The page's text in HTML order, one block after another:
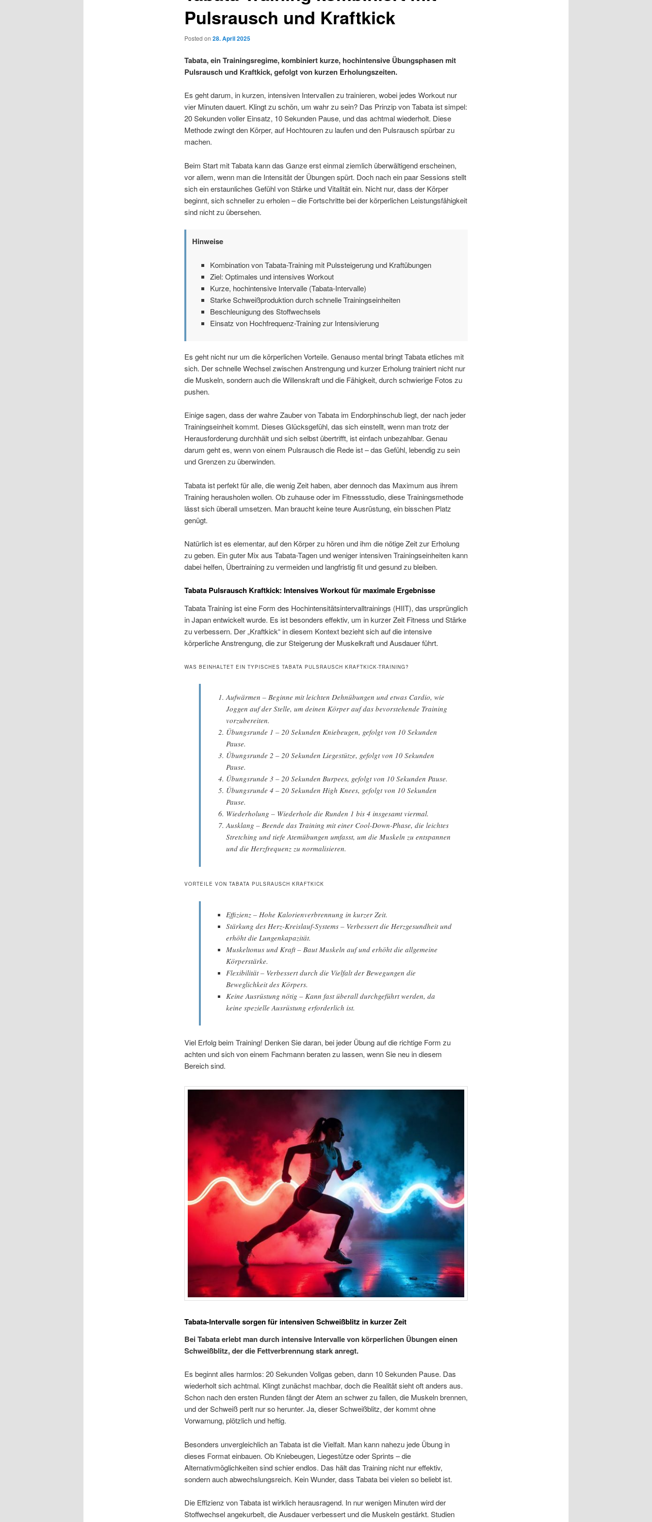
Pulsrausch und Kraftkick
Posted on 28. April 2025
Tabata, ein Trainingsregime, kombiniert kurze, hochintensive Übungsphasen mit
Pulsrausch und Kraftkick, gefolgt von kurzen Erholungszeiten.
Es geht darum, in kurzen, intensiven Intervallen zu trainieren, wobei jedes Workout nur
vier Minuten dauert. Klingt zu schön, um wahr zu sein? Das Prinzip von Tabata ist simpel:
20 Sekunden voller Einsatz, 10 Sekunden Pause, und das achtmal wiederholt. Diese
Methode zwingt den Körper, auf Hochtouren zu laufen und den Pulsrausch spürbar zu
machen.
Beim Start mit Tabata kann das Ganze erst einmal ziemlich überwältigend erscheinen,
vor allem, wenn man die Intensität der Übungen spürt. Doch nach ein paar Sessions stellt
sich ein erstaunliches Gefühl von Stärke und Vitalität ein. Nicht nur, dass der Körper
beginnt, sich schneller zu erholen – die Fortschritte bei der körperlichen Leistungsfähigkeit
sind nicht zu übersehen.
Hinweise
Kombination von Tabata-Training mit Pulssteigerung und Kraftübungen
Ziel: Optimales und intensives Workout
Kurze, hochintensive Intervalle (Tabata-Intervalle)
Starke Schweißproduktion durch schnelle Trainingseinheiten
Beschleunigung des Stoffwechsels
Einsatz von Hochfrequenz-Training zur Intensivierung
Es geht nicht nur um die körperlichen Vorteile. Genauso mental bringt Tabata etliches mit
sich. Der schnelle Wechsel zwischen Anstrengung und kurzer Erholung trainiert nicht nur
die Muskeln, sondern auch die Willenskraft und die Fähigkeit, durch schwierige Fotos zu
pushen.
Einige sagen, dass der wahre Zauber von Tabata im Endorphinschub liegt, der nach jeder
Trainingseinheit kommt. Dieses Glücksgefühl, das sich einstellt, wenn man trotz der
Herausforderung durchhält und sich selbst übertrifft, ist einfach unbezahlbar. Genau
darum geht es, wenn von einem Pulsrausch die Rede ist – das Gefühl, lebendig zu sein
und Grenzen zu überwinden.
Tabata ist perfekt für alle, die wenig Zeit haben, aber dennoch das Maximum aus ihrem
Training herausholen wollen. Ob zuhause oder im Fitnessstudio, diese Trainingsmethode
lässt sich überall umsetzen. Man braucht keine teure Ausrüstung, ein bisschen Platz
genügt.
Natürlich ist es elementar, auf den Körper zu hören und ihm die nötige Zeit zur Erholung
zu geben. Ein guter Mix aus Tabata-Tagen und weniger intensiven Trainingseinheiten kann
dabei helfen, Übertraining zu vermeiden und langfristig fit und gesund zu bleiben.
Tabata Pulsrausch Kraftkick: Intensives Workout für maximale Ergebnisse
Tabata Training ist eine Form des Hochintensitätsintervalltrainings (HIIT), das ursprünglich
in Japan entwickelt wurde. Es ist besonders effektiv, um in kurzer Zeit Fitness und Stärke
zu verbessern. Der „Kraftkick“ in diesem Kontext bezieht sich auf die intensive
körperliche Anstrengung, die zur Steigerung der Muskelkraft und Ausdauer führt.
WAS BEINHALTET EIN TYPISCHES TABATA PULSRAUSCH KRAFTKICK-TRAINING?
Aufwärmen – Beginne mit leichten Dehnübungen und etwas Cardio, wie
Joggen auf der Stelle, um deinen Körper auf das bevorstehende Training
vorzubereiten.
Übungsrunde 1 – 20 Sekunden Kniebeugen, gefolgt von 10 Sekunden
Pause.
Übungsrunde 2 – 20 Sekunden Liegestütze, gefolgt von 10 Sekunden
Pause.
Übungsrunde 3 – 20 Sekunden Burpees, gefolgt von 10 Sekunden Pause.
Übungsrunde 4 – 20 Sekunden High Knees, gefolgt von 10 Sekunden
Pause.
Wiederholung – Wiederhole die Runden 1 bis 4 insgesamt viermal.
Ausklang – Beende das Training mit einer Cool-Down-Phase, die leichtes
Stretching und tiefe Atemübungen umfasst, um die Muskeln zu entspannen
und die Herzfrequenz zu normalisieren.
VORTEILE VON TABATA PULSRAUSCH KRAFTKICK
Effizienz – Hohe Kalorienverbrennung in kurzer Zeit.
Stärkung des Herz-Kreislauf-Systems – Verbessert die Herzgesundheit und
erhöht die Lungenkapazität.
Muskeltonus und Kraft – Baut Muskeln auf und erhöht die allgemeine
Körperstärke.
Flexibilität – Verbessert durch die Vielfalt der Bewegungen die
Beweglichkeit des Körpers.
Keine Ausrüstung nötig – Kann fast überall durchgeführt werden, da
keine spezielle Ausrüstung erforderlich ist.
Viel Erfolg beim Training! Denken Sie daran, bei jeder Übung auf die richtige Form zu
achten und sich von einem Fachmann beraten zu lassen, wenn Sie neu in diesem
Bereich sind.
Tabata-Intervalle sorgen für intensiven Schweißblitz in kurzer Zeit
Bei Tabata erlebt man durch intensive Intervalle von körperlichen Übungen einen
Schweißblitz, der die Fettverbrennung stark anregt.
Es beginnt alles harmlos: 20 Sekunden Vollgas geben, dann 10 Sekunden Pause. Das
wiederholt sich achtmal. Klingt zunächst machbar, doch die Realität sieht oft anders aus.
Schon nach den ersten Runden fängt der Atem an schwer zu fallen, die Muskeln brennen,
und der Schweiß perlt nur so herunter. Ja, dieser Schweißblitz, der kommt ohne
Vorwarnung, plötzlich und heftig.
Besonders unvergleichlich an Tabata ist die Vielfalt. Man kann nahezu jede Übung in
dieses Format einbauen. Ob Kniebeugen, Liegestütze oder Sprints – die
Alternativmöglichkeiten sind schier endlos. Das hält das Training nicht nur effektiv,
sondern auch abwechslungsreich. Kein Wunder, dass Tabata bei vielen so beliebt ist.
Die Effizienz von Tabata ist wirklich herausragend. In nur wenigen Minuten wird der
Stoffwechsel angekurbelt, die Ausdauer verbessert und die Muskeln gestärkt. Studien